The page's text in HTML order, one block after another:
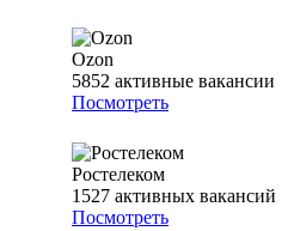
Ozon
5852 активные вакансии
Посмотреть
Ростелеком
1527 активных вакансий
Посмотреть